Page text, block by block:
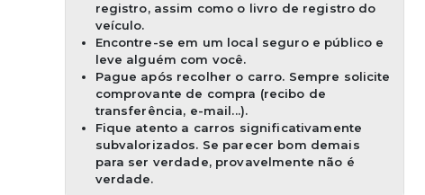
registro, assim como o livro de registro do
veículo.
Encontre-se em um local seguro e público e
leve alguém com você.
Pague após recolher o carro. Sempre solicite
comprovante de compra (recibo de
transferência, e-mail...).
Fique atento a carros significativamente
subvalorizados. Se parecer bom demais
para ser verdade, provavelmente não é
verdade.